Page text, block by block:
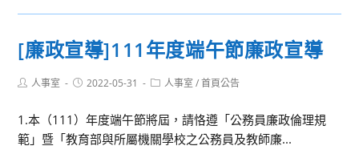
製
作
「防
範
羅
病
公
學
111
畢
業
[廉政宣導]111年度端午節廉政宣導
Post人事室
Post2022-05-31
Post人事室 / 首頁公告
1.本（111）年度端午節將屆，請恪遵「公務員廉政倫理規
範」暨「教育部與所屬機關學校之公務員及教師廉...